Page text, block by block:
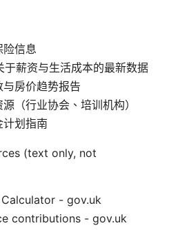
险信息
于薪资与生活成本的最新数据
房价趋势报告
（行业协会、培训机构）
划指南
(text only, not
- gov.uk
contributions - gov.uk